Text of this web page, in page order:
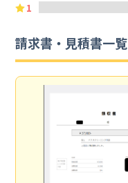
1
請求書・見積書一覧